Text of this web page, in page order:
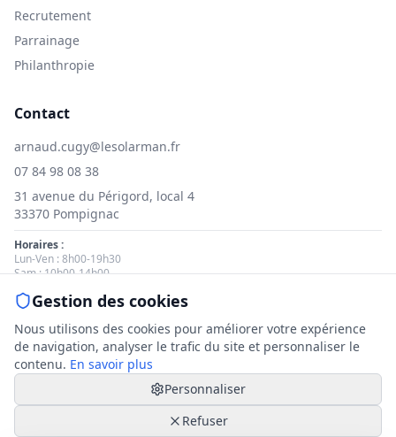
Recrutement
Parrainage
Philanthropie
Contact
arnaud.cugy@lesolarman.fr
07 84 98 08 38
31 avenue du Périgord, local 4
33370 Pompignac
Horaires :
Lun-Ven : 8h00-19h30
Sam : 10h00-14h00
Nous contacter
© 2025 Le Solarman. Tous droits réservés.
Politique de cookies
Politique de confidentialité
Gestion des cookies
Nous utilisons des cookies pour améliorer votre expérience
de navigation, analyser le trafic du site et personnaliser le
contenu. En savoir plus
Personnaliser
Refuser